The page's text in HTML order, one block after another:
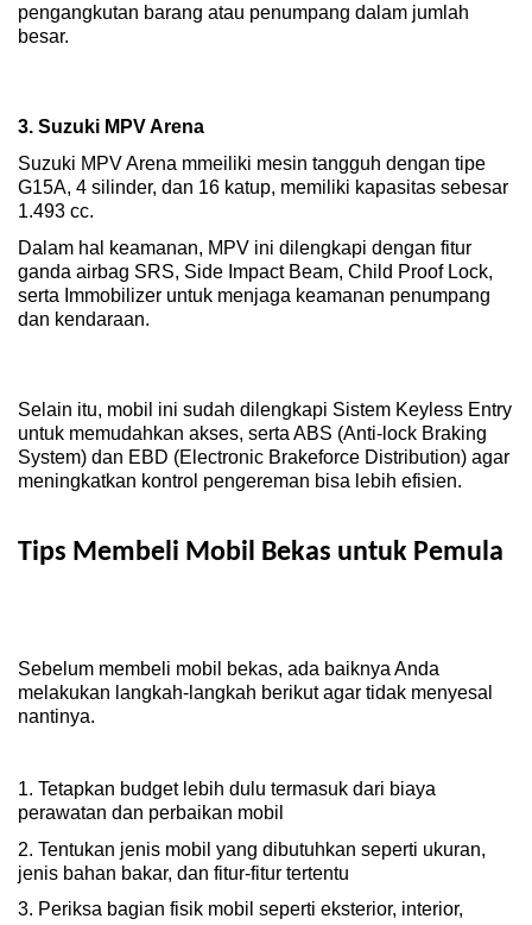
pengangkutan barang atau penumpang dalam jumlah
besar.
3. Suzuki MPV Arena
Suzuki MPV Arena mmeiliki mesin tangguh dengan tipe
G15A, 4 silinder, dan 16 katup, memiliki kapasitas sebesar
1.493 cc.
Dalam hal keamanan, MPV ini dilengkapi dengan fitur
ganda airbag SRS, Side Impact Beam, Child Proof Lock,
serta Immobilizer untuk menjaga keamanan penumpang
dan kendaraan.
Selain itu, mobil ini sudah dilengkapi Sistem Keyless Entry
untuk memudahkan akses, serta ABS (Anti-lock Braking
System) dan EBD (Electronic Brakeforce Distribution) agar
meningkatkan kontrol pengereman bisa lebih efisien.
Tips Membeli Mobil Bekas untuk Pemula
Sebelum membeli mobil bekas, ada baiknya Anda
melakukan langkah-langkah berikut agar tidak menyesal
nantinya.
1. Tetapkan budget lebih dulu termasuk dari biaya
perawatan dan perbaikan mobil
2. Tentukan jenis mobil yang dibutuhkan seperti ukuran,
jenis bahan bakar, dan fitur-fitur tertentu
3. Periksa bagian fisik mobil seperti eksterior, interior,